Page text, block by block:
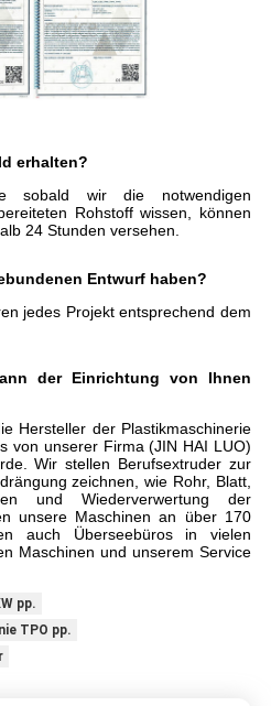
erhalten?
sobald wir die notwendigen
Rohstoff wissen, können
24 Stunden versehen.
Entwurf haben?
jedes Projekt entsprechend dem
der Einrichtung von Ihnen
Hersteller der Plastikmaschinerie
von unserer Firma (JIN HAI LUO)
Wir stellen Berufsextruder zur
zeichnen, wie Rohr, Blatt,
und Wiederverwertung der
unsere Maschinen an über 170
auch Überseebüros in vielen
Maschinen und unserem Service
pp.
TPO pp.